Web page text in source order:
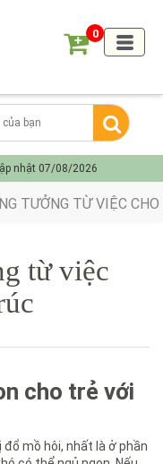
0
nhật 07/08/2026
TƯỞNG TỪ VIỆC CHO
từ việc
cho trẻ với
mồ hôi, nhất là ở phần